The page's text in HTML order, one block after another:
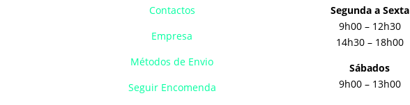
Contactos
Empresa
Métodos de Envio
Seguir Encomenda
Segunda a Sexta
9h00 – 12h30
14h30 – 18h00
Sábados
9h00 – 13h00